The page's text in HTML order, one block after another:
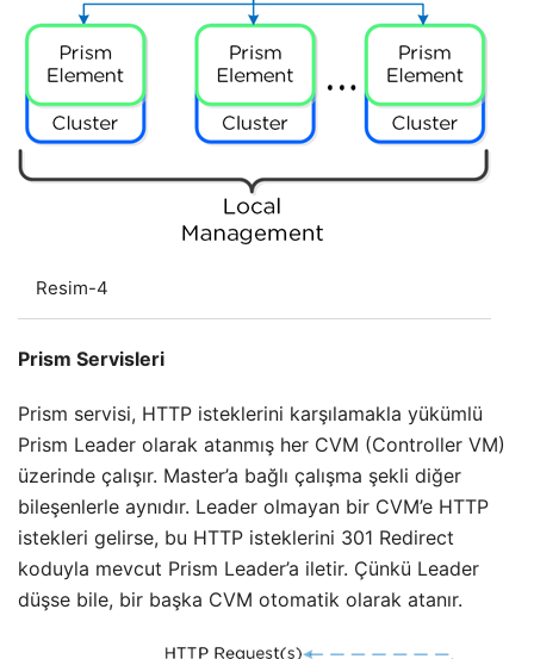
Resim-4
Prism Servisleri
Prism servisi, HTTP isteklerini karşılamakla yükümlü
Prism Leader olarak atanmış her CVM (Controller VM)
üzerinde çalışır. Master’a bağlı çalışma şekli diğer
bileşenlerle aynıdır. Leader olmayan bir CVM’e HTTP
istekleri gelirse, bu HTTP isteklerini 301 Redirect
koduyla mevcut Prism Leader’a iletir. Çünkü Leader
düşse bile, bir başka CVM otomatik olarak atanır.